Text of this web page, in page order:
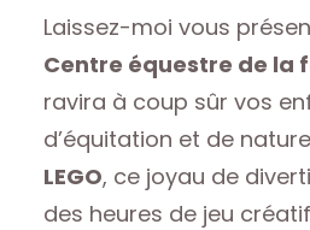
Laissez-moi vous
Centre équestre de la
ravira à coup sûr vos
d’équitation et de
LEGO, ce joyau de
des heures de jeu